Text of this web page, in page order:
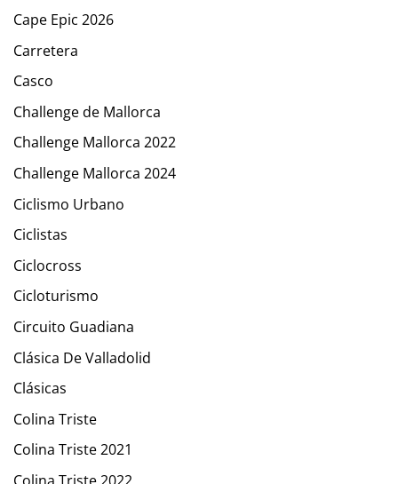
Cape Epic 2026
Carretera
Casco
Challenge de Mallorca
Challenge Mallorca 2022
Challenge Mallorca 2024
Ciclismo Urbano
Ciclistas
Ciclocross
Cicloturismo
Circuito Guadiana
Clásica De Valladolid
Clásicas
Colina Triste
Colina Triste 2021